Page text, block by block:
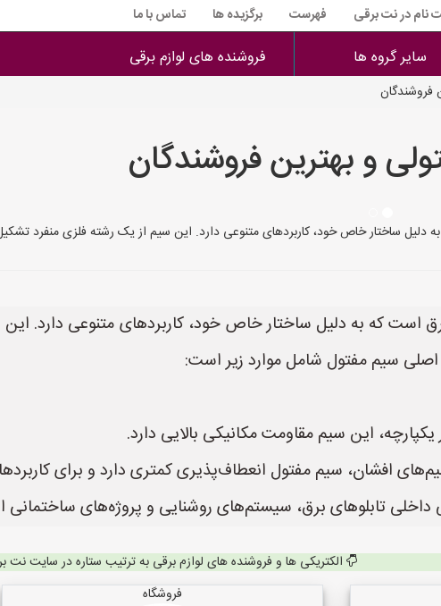
نام در نت برقی فهرست برگزیده ها تماس با ما
سایر گروه ها فروشنده های لوازم برقی
فروشندگان
و بهترین فروشندگان
دلیل ساختار خاص خود، کاربردهای متنوعی دارد. این سیم از یک رشته فلزی منفرد
است که به دلیل ساختار خاص خود، کاربردهای متنوعی دارد.
سیم مفتول شامل موارد زیر است:
الکتریکی ها و فروشنده های لوازم برقی به ترتیب ستاره در سایت نت
فروشگاه